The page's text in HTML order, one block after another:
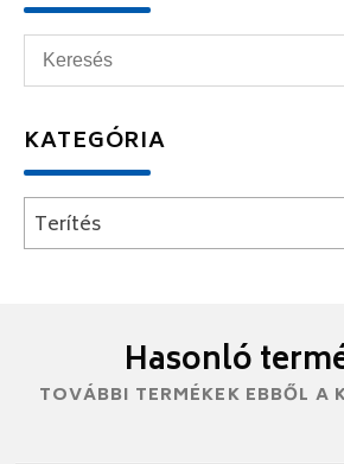
KATEGÓRIA
Terítés
Hasonló
TOVÁBBI TERMÉKEK EBBŐL A